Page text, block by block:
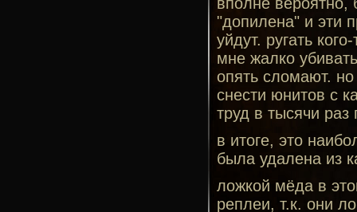
"допилена" и эти
уйдут. ругать
мне жалко
опять сломают.
снести юнитов с
труд в тысячи
в итоге, это
была удалена из
ложкой мёда в
реплеи, т.к. они